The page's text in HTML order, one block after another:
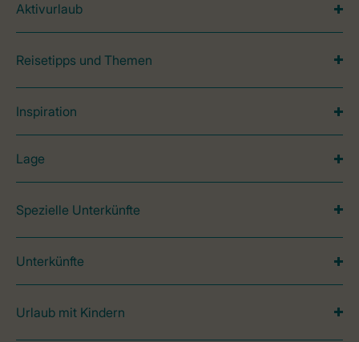
Aktivurlaub
Reisetipps und Themen
Inspiration
Lage
Spezielle Unterkünfte
Unterkünfte
Urlaub mit Kindern